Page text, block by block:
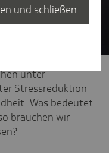
unter
Stressreduktion
Was bedeutet
brauchen wir
und schließen